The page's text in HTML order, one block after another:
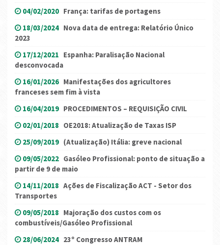
04/02/2020 França: tarifas de portagens
18/03/2024 Nova data de entrega: Relatório Único
2023
17/12/2021 Espanha: Paralisação Nacional
desconvocada
16/01/2026 Manifestações dos agricultores
franceses sem fim à vista
16/04/2019 PROCEDIMENTOS – REQUISIÇÃO CIVIL
02/01/2018 OE2018: Atualização de Taxas ISP
25/09/2019 (Atualização) Itália: greve nacional
09/05/2022 Gasóleo Profissional: ponto de situação a
partir de 9 de maio
14/11/2018 Ações de Fiscalização ACT - Setor dos
Transportes
09/05/2018 Majoração dos custos com os
combustíveis/Gasóleo Profissional
28/06/2024 23º Congresso ANTRAM